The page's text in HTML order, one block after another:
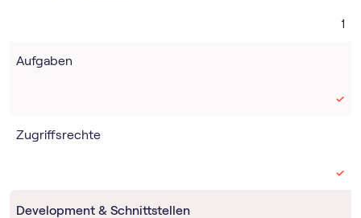
1
Aufgaben
Zugriffsrechte
Development & Schnittstellen